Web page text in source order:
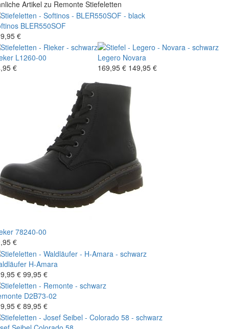
Artikel zu Remonte Stiefeletten
BLER550SOF
€
L1260-00
€
Legero Novara
169,95 € 149,95 €
78240-00
€
H-Amara
€ 99,95 €
D2B73-02
€ 89,95 €